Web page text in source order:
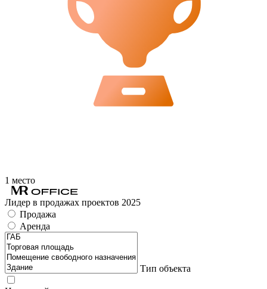
1 место
Лидер в продажах проектов 2025
Продажа
Аренда
Тип объекта